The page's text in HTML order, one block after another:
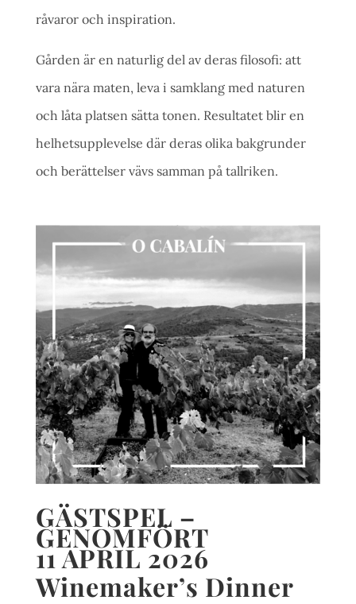
råvaror och inspiration.
Gården är en naturlig del av deras filosofi: att
vara nära maten, leva i samklang med naturen
och låta platsen sätta tonen. Resultatet blir en
helhetsupplevelse där deras olika bakgrunder
och berättelser vävs samman på tallriken.
GÄSTSPEL –
GENOMFÖRT
11 APRIL 2026
Winemaker’s Dinner